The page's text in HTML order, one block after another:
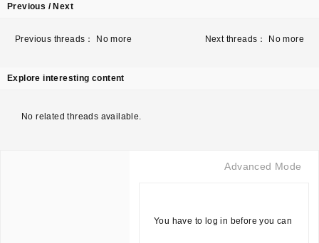
Previous / Next
Previous threads： No more Next threads： No more
Explore interesting content
No related threads available.
Advanced Mode
You have to log in before you can